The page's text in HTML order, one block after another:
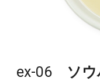
ex-06 ソ